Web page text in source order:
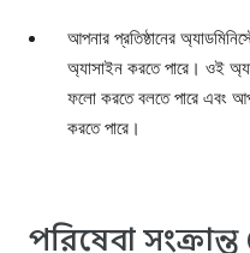
আপনার প্রতিষ্ঠানের
অ্যাসাইন করতে পারে। ওই
ফলো করতে বলতে পারে এবং
করতে পারে।
পরিষেবা